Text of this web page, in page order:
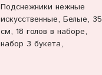
Подснежники нежные
искусственные, Белые, 35
см, 18 голов в наборе,
набор 3 букета,